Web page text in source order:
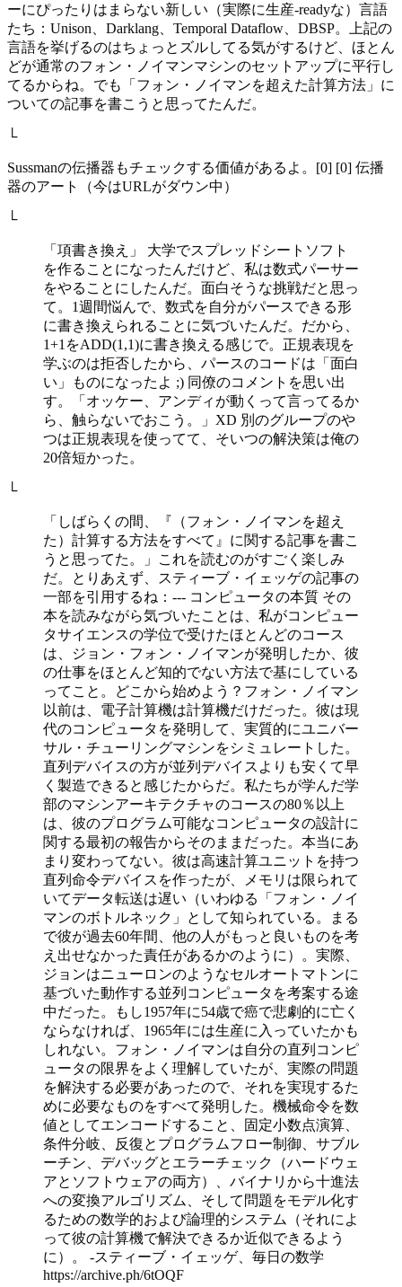
ーにぴったりはまらない新しい（実際に生産-readyな）言語
たち：Unison、Darklang、Temporal Dataflow、DBSP。上記の
言語を挙げるのはちょっとズルしてる気がするけど、ほとん
どが通常のフォン・ノイマンマシンのセットアップに平行し
てるからね。でも「フォン・ノイマンを超えた計算方法」に
ついての記事を書こうと思ってたんだ。
└
Sussmanの伝播器もチェックする価値があるよ。[0] [0] 伝播
器のアート（今はURLがダウン中）
└
「項書き換え」 大学でスプレッドシートソフト
を作ることになったんだけど、私は数式パーサー
をやることにしたんだ。面白そうな挑戦だと思っ
て。1週間悩んで、数式を自分がパースできる形
に書き換えられることに気づいたんだ。だから、
1+1をADD(1,1)に書き換える感じで。正規表現を
学ぶのは拒否したから、パースのコードは「面白
い」ものになったよ ;) 同僚のコメントを思い出
す。「オッケー、アンディが動くって言ってるか
ら、触らないでおこう。」XD 別のグループのや
つは正規表現を使ってて、そいつの解決策は俺の
20倍短かった。
└
「しばらくの間、『（フォン・ノイマンを超え
た）計算する方法をすべて』に関する記事を書こ
うと思ってた。」これを読むのがすごく楽しみ
だ。とりあえず、スティーブ・イェッゲの記事の
一部を引用するね：--- コンピュータの本質 その
本を読みながら気づいたことは、私がコンピュー
タサイエンスの学位で受けたほとんどのコース
は、ジョン・フォン・ノイマンが発明したか、彼
の仕事をほとんど知的でない方法で基にしている
ってこと。どこから始めよう？フォン・ノイマン
以前は、電子計算機は計算機だけだった。彼は現
代のコンピュータを発明して、実質的にユニバー
サル・チューリングマシンをシミュレートした。
直列デバイスの方が並列デバイスよりも安くて早
く製造できると感じたからだ。私たちが学んだ学
部のマシンアーキテクチャのコースの80％以上
は、彼のプログラム可能なコンピュータの設計に
関する最初の報告からそのままだった。本当にあ
まり変わってない。彼は高速計算ユニットを持つ
直列命令デバイスを作ったが、メモリは限られて
いてデータ転送は遅い（いわゆる「フォン・ノイ
マンのボトルネック」として知られている。まる
で彼が過去60年間、他の人がもっと良いものを考
え出せなかった責任があるかのように）。実際、
ジョンはニューロンのようなセルオートマトンに
基づいた動作する並列コンピュータを考案する途
中だった。もし1957年に54歳で癌で悲劇的に亡く
ならなければ、1965年には生産に入っていたかも
しれない。フォン・ノイマンは自分の直列コンピ
ュータの限界をよく理解していたが、実際の問題
を解決する必要があったので、それを実現するた
めに必要なものをすべて発明した。機械命令を数
値としてエンコードすること、固定小数点演算、
条件分岐、反復とプログラムフロー制御、サブル
ーチン、デバッグとエラーチェック（ハードウェ
アとソフトウェアの両方）、バイナリから十進法
への変換アルゴリズム、そして問題をモデル化す
るための数学的および論理的システム（それによ
って彼の計算機で解決できるか近似できるよう
に）。 -スティーブ・イェッゲ、毎日の数学
https://archive.ph/6tOQF